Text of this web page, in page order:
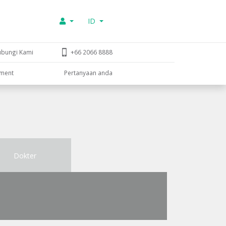
ID
Kami +66 2066 8888
Pertanyaan anda
Dokter